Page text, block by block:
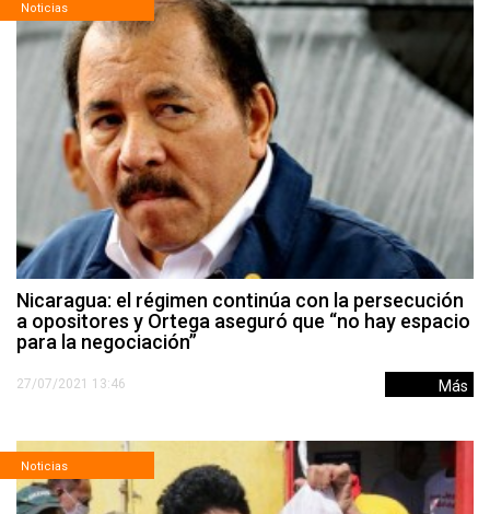
Noticias
Nicaragua: el régimen continúa con la persecución
a opositores y Ortega aseguró que “no hay espacio
para la negociación”
27/07/2021 13:46 Más
Noticias